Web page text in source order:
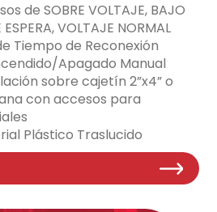
de SOBRE VOLTAJE, BAJO
VOLTAJE NORMAL
Tiempo de Reconexión
Apagado Manual
sobre cajetín 2”x4” o
con accesos para
Plástico Traslucido